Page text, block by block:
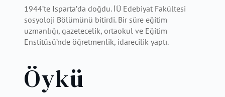
1944’te Isparta’da doğdu. İÜ Edebiyat Fakültesi
sosyoloji Bölümünü bitirdi. Bir süre eğitim
uzmanlığı, gazetecelik, ortaokul ve Eğitim
Enstitüsü’nde öğretmenlik, idarecilik yaptı.
Öykü